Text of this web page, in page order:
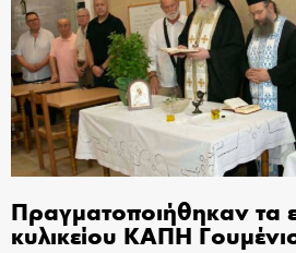
Πραγματοποιήθηκαν τα
κυλικείου ΚΑΠΗ